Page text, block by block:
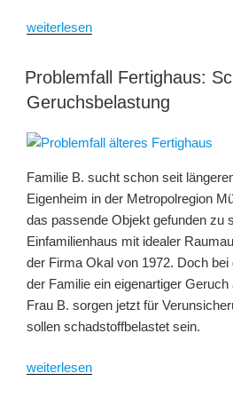
„Rauch
der
festsitzender
Gestank
drohende
Gesundheitsgefahr?“
weiterlesen
Problemfall Fertighaus:
Geruchsbelastung
Familie B. sucht schon seit
Eigenheim in der Metropolregion
das passende Objekt gefunden zu
Einfamilienhaus mit idealer
der Firma Okal von 1972. Doch bei
der Familie ein eigenartiger
Frau B. sorgen jetzt für
sollen schadstoffbelastet sein.
„Problemfall
weiterlesen